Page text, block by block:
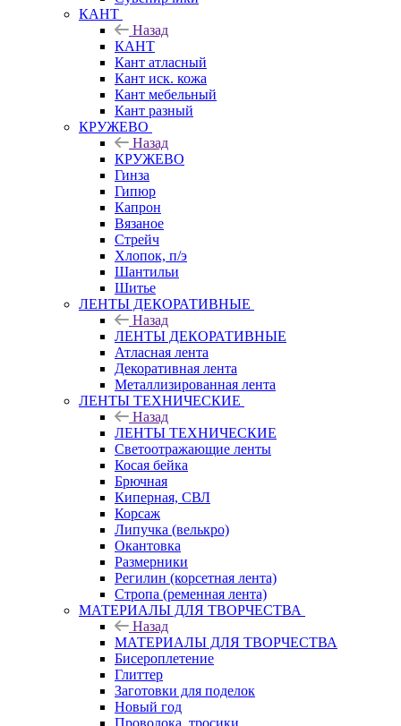
КАНТ
Назад
КАНТ
Кант атласный
Кант иск. кожа
Кант мебельный
Кант разный
КРУЖЕВО
Назад
КРУЖЕВО
Гинза
Гипюр
Капрон
Вязаное
Стрейч
Хлопок, п/э
Шантильи
Шитье
ЛЕНТЫ ДЕКОРАТИВНЫЕ
Назад
ЛЕНТЫ ДЕКОРАТИВНЫЕ
Атласная лента
Декоративная лента
Металлизированная лента
ЛЕНТЫ ТЕХНИЧЕСКИЕ
Назад
ЛЕНТЫ ТЕХНИЧЕСКИЕ
Светоотражающие ленты
Косая бейка
Брючная
Киперная, СВЛ
Корсаж
Липучка (велькро)
Окантовка
Размерники
Регилин (корсетная лента)
Стропа (ременная лента)
МАТЕРИАЛЫ ДЛЯ ТВОРЧЕСТВА
Назад
МАТЕРИАЛЫ ДЛЯ ТВОРЧЕСТВА
Бисероплетение
Глиттер
Заготовки для поделок
Новый год
Проволока, тросики